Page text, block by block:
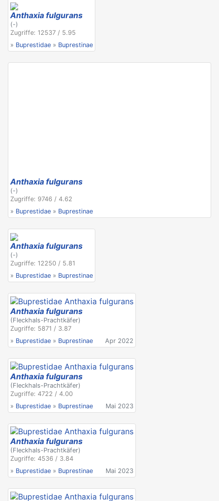
Anthaxia fulgurans
(-)
Zugriffe: 12537 / 5.95
» Buprestidae » Buprestinae
Anthaxia fulgurans
(-)
Zugriffe: 9746 / 4.62
» Buprestidae » Buprestinae
Anthaxia fulgurans
(-)
Zugriffe: 12250 / 5.81
» Buprestidae » Buprestinae
Anthaxia fulgurans
(Fleckhals-Prachtkäfer)
Zugriffe: 5871 / 3.87
» Buprestidae » Buprestinae Apr 2022
Anthaxia fulgurans
(Fleckhals-Prachtkäfer)
Zugriffe: 4722 / 4.00
» Buprestidae » Buprestinae Mai 2023
Anthaxia fulgurans
(Fleckhals-Prachtkäfer)
Zugriffe: 4536 / 3.84
» Buprestidae » Buprestinae Mai 2023